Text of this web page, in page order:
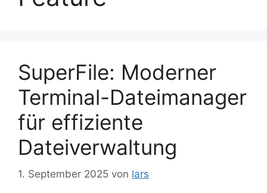
SuperFile: Moderner
Terminal-Dateimanager
für effiziente
Dateiverwaltung
1. September 2025 von lars